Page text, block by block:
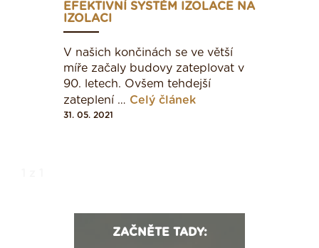
EFEKTIVNÍ SYSTÉM IZOLACE NA
IZOLACI
V našich končinách se ve větší
míře začaly budovy zateplovat v
90. letech. Ovšem tehdejší
zateplení … Celý článek
31. 05. 2021
ZAČNĚTE TADY: